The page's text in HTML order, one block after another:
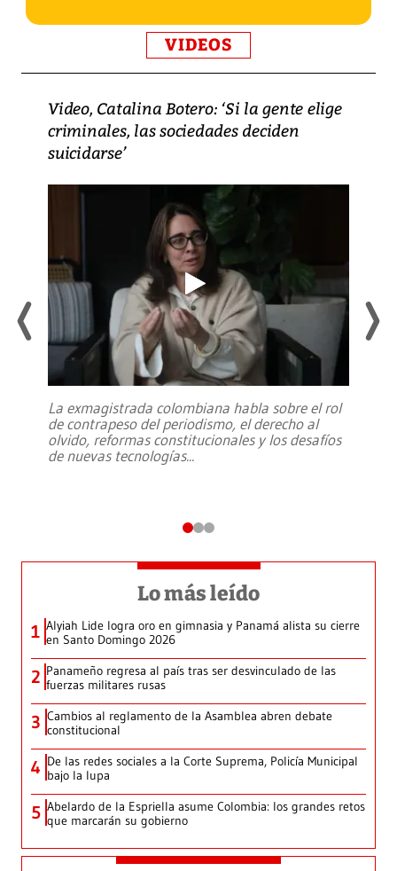
VIDEOS
Video, Catalina Botero: ‘Si la gente elige
criminales, las sociedades deciden
suicidarse’
La exmagistrada colombiana habla sobre el rol
de contrapeso del periodismo, el derecho al
olvido, reformas constitucionales y los desafíos
de nuevas tecnologías...
Lo más leído
1 Alyiah Lide logra oro en gimnasia y Panamá alista su cierre
en Santo Domingo 2026
2 Panameño regresa al país tras ser desvinculado de las
fuerzas militares rusas
3 Cambios al reglamento de la Asamblea abren debate
constitucional
4 De las redes sociales a la Corte Suprema, Policía Municipal
bajo la lupa
5 Abelardo de la Espriella asume Colombia: los grandes retos
que marcarán su gobierno